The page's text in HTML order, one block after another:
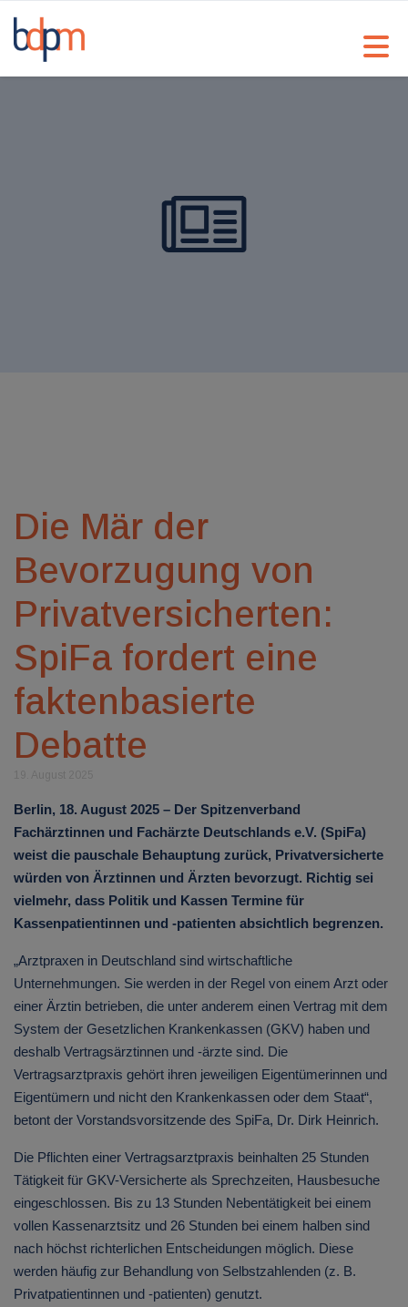
Die Mär der
Bevorzugung von
Privatversicherten:
SpiFa fordert eine
faktenbasierte
Debatte
Berlin, 18. August 2025 – Der Spitzenverband
Fachärztinnen und Fachärzte Deutschlands e.V. (SpiFa)
weist die pauschale Behauptung zurück, Privatversicherte
würden von Ärztinnen und Ärzten bevorzugt. Richtig sei
vielmehr, dass Politik und Kassen Termine für
Kassenpatientinnen und -patienten absichtlich begrenzen.
„Arztpraxen in Deutschland sind wirtschaftliche
Unternehmungen. Sie werden in der Regel von einem Arzt oder
einer Ärztin betrieben, die unter anderem einen Vertrag mit dem
System der Gesetzlichen Krankenkassen (GKV) haben und
deshalb Vertragsärztinnen und -ärzte sind. Die
Vertragsarztpraxis gehört ihren jeweiligen Eigentümerinnen und
Eigentümern und nicht den Krankenkassen oder dem Staat“,
betont der Vorstandsvorsitzende des SpiFa, Dr. Dirk Heinrich.
Die Pflichten einer Vertragsarztpraxis beinhalten 25 Stunden
Tätigkeit für GKV-Versicherte als Sprechzeiten, Hausbesuche
eingeschlossen. Bis zu 13 Stunden Nebentätigkeit bei einem
vollen Kassenarztsitz und 26 Stunden bei einem halben sind
nach höchst richterlichen Entscheidungen möglich. Diese
werden häufig zur Behandlung von Selbstzahlenden (z. B.
Privatpatientinnen und -patienten) genutzt.